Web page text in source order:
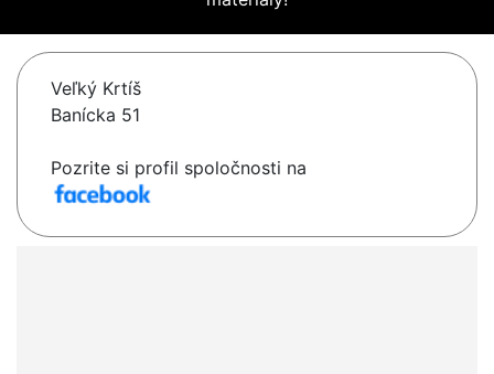
Veľký Krtíš
Banícka 51
Pozrite si profil spoločnosti na